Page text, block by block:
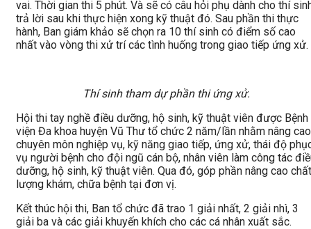
vai. Thời gian thi 5 phút. Và sẽ có câu hỏi phụ dành cho thí
trả lời sau khi thực hiện xong kỹ thuật đó. Sau phần thi thực
hành, Ban giám khảo sẽ chọn ra 10 thí sinh có điểm số cao
nhất vào vòng thi xử trí các tình huống trong giao tiếp ứng xử.
Thí sinh tham dự phần thi ứng xử.
Hội thi tay nghề điều dưỡng, hộ sinh, kỹ thuật viên được Bệnh
viện Đa khoa huyện Vũ Thư tổ chức 2 năm/lần nhằm nâng cao
chuyên môn nghiệp vụ, kỹ năng giao tiếp, ứng xử, thái độ
vụ người bệnh cho đội ngũ cán bộ, nhân viên làm công tác
dưỡng, hộ sinh, kỹ thuật viên. Qua đó, góp phần nâng cao chất
lượng khám, chữa bệnh tại đơn vị.
Kết thúc hội thi, Ban tổ chức đã trao 1 giải nhất, 2 giải nhì, 3
giải ba và các giải khuyến khích cho các cá nhân xuất sắc.